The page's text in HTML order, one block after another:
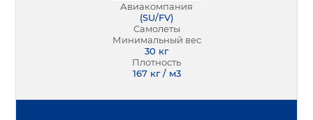
Авиакомпания
(SU/FV)
Самолеты
Минимальный вес
30 кг
Плотность
167 кг / м3